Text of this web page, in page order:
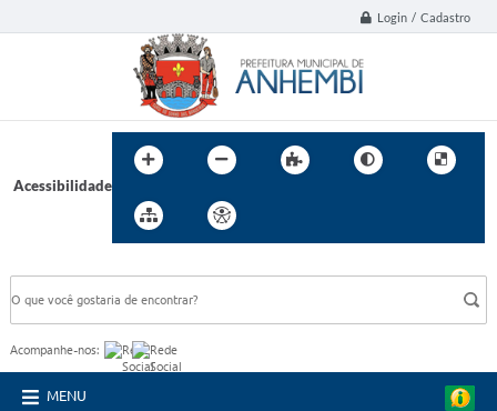
Login / Cadastro
Acessibilidade
Acompanhe-nos:
MENU